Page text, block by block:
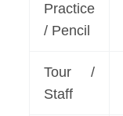
Practice
/ Pencil
Tour /
Staff